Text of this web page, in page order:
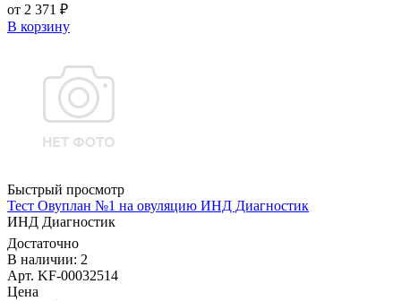
от 2 371 ₽
В корзину
Быстрый просмотр
Тест Овуплан №1 на овуляцию ИНД Диагностик
ИНД Диагностик
Достаточно
В наличии: 2
Арт. KF-00032514
Цена